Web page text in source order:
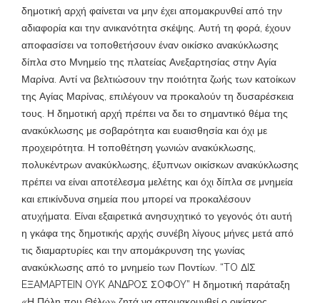
δημοτική αρχή φαίνεται να μην έχει απομακρυνθεί από την
αδιαφορία και την ανικανότητα σκέψης. Αυτή τη φορά, έχουν
αποφασίσει να τοποθετήσουν έναν οικίσκο ανακύκλωσης
δίπλα στο Μνημείο της πλατείας Ανεξαρτησίας στην Αγία
Μαρίνα. Αντί να βελτιώσουν την ποιότητα ζωής των κατοίκων
της Αγίας Μαρίνας, επιλέγουν να προκαλούν τη δυσαρέσκεια
τους. Η δημοτική αρχή πρέπει να δει το σημαντικό θέμα της
ανακύκλωσης με σοβαρότητα και ευαισθησία και όχι με
προχειρότητα. Η τοποθέτηση γωνιών ανακύκλωσης,
πολυκέντρων ανακύκλωσης, έξυπνων οικίσκων ανακύκλωσης
πρέπει να είναι αποτέλεσμα μελέτης και όχι δίπλα σε μνημεία
και επικίνδυνα σημεία που μπορεί να προκαλέσουν
ατυχήματα. Είναι εξαιρετικά ανησυχητικό το γεγονός ότι αυτή
η γκάφα της δημοτικής αρχής συνέβη λίγους μήνες μετά από
τις διαμαρτυρίες και την απομάκρυνση της γωνίας
ανακύκλωσης από το μνημείο των Ποντίων. “TO ΔIΣ
EΞAMAPTEIN OYK ANΔPOΣ ΣOΦOY” Η δημοτική παράταξη